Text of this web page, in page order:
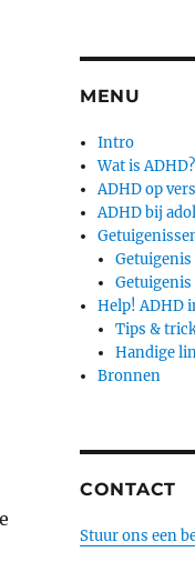
MENU
Intro
Wat is ADHD?
ADHD op
ADHD bij
Getuigenis
Help! ADHD
Tips &
Handige
Bronnen
CONTACT
Stuur ons een